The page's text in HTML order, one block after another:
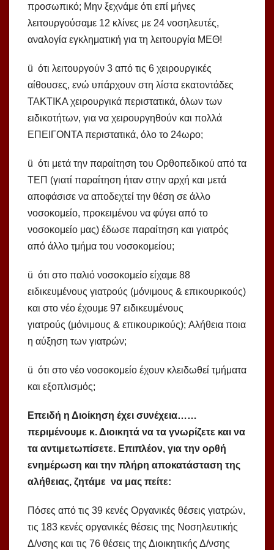
προσωπικό; Μην ξεχνάμε ότι επί μήνες
λειτουργούσαμε 12 κλίνες με 24 νοσηλευτές,
αναλογία εγκληματική για τη λειτουργία ΜΕΘ!
ü ότι λειτουργούν 3 από τις 6 χειρουργικές
αίθουσες, ενώ υπάρχουν στη λίστα εκατοντάδες
ΤΑΚΤΙΚΑ χειρουργικά περιστατικά, όλων των
ειδικοτήτων, για να χειρουργηθούν και πολλά
ΕΠΕΙΓΟΝΤΑ περιστατικά, όλο το 24ωρο;
ü ότι μετά την παραίτηση του Ορθοπεδικού από τα
ΤΕΠ (γιατί παραίτηση ήταν στην αρχή και μετά
αποφάσισε να αποδεχτεί την θέση σε άλλο
νοσοκομείο, προκειμένου να φύγει από το
νοσοκομείο μας) έδωσε παραίτηση και γιατρός
από άλλο τμήμα του νοσοκομείου;
ü ότι στο παλιό νοσοκομείο είχαμε 88
ειδικευμένους γιατρούς (μόνιμους & επικουρικούς)
και στο νέο έχουμε 97 ειδικευμένους
γιατρούς (μόνιμους & επικουρικούς); Αλήθεια ποια
η αύξηση των γιατρών;
ü ότι στο νέο νοσοκομείο έχουν κλειδωθεί τμήματα
και εξοπλισμός;
Επειδή η Διοίκηση έχει συνέχεια……
περιμένουμε κ. Διοικητά να τα γνωρίζετε και να
τα αντιμετωπίσετε. Επιπλέον, για την ορθή
ενημέρωση και την πλήρη αποκατάσταση της
αλήθειας, ζητάμε να μας πείτε:
Πόσες από τις 39 κενές Οργανικές θέσεις γιατρών,
τις 183 κενές οργανικές θέσεις της Νοσηλευτικής
Δ/νσης και τις 76 θέσεις της Διοικητικής Δ/νσης